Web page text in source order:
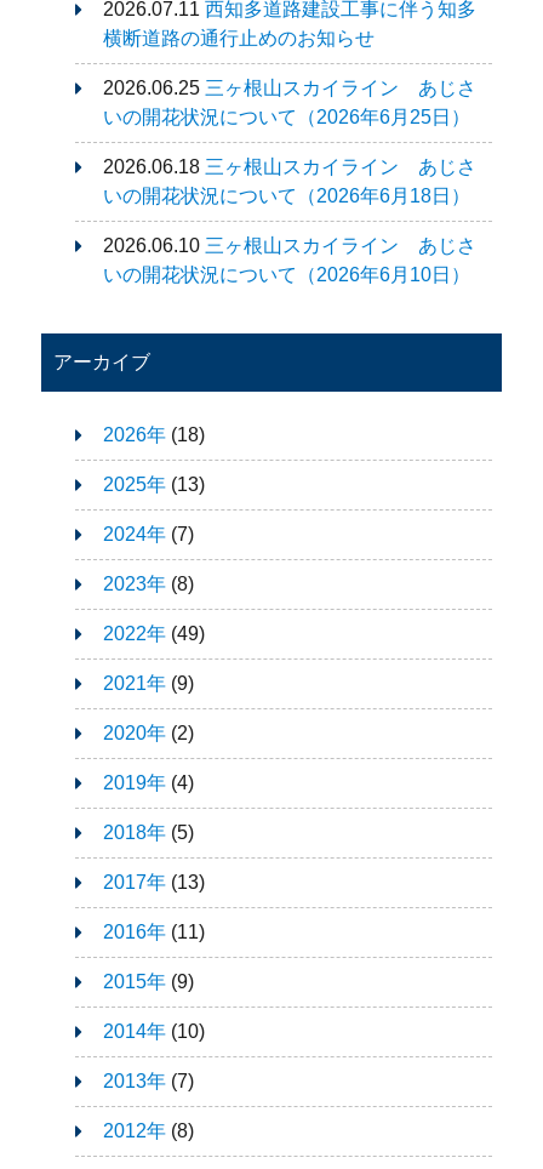
2026.07.11 西知多道路建設工事に伴う知多
横断道路の通行止めのお知らせ
2026.06.25 三ヶ根山スカイライン あじさ
いの開花状況について（2026年6月25日）
2026.06.18 三ヶ根山スカイライン あじさ
いの開花状況について（2026年6月18日）
2026.06.10 三ヶ根山スカイライン あじさ
いの開花状況について（2026年6月10日）
アーカイブ
2026年(18)
2025年(13)
2024年(7)
2023年(8)
2022年(49)
2021年(9)
2020年(2)
2019年(4)
2018年(5)
2017年(13)
2016年(11)
2015年(9)
2014年(10)
2013年(7)
2012年(8)